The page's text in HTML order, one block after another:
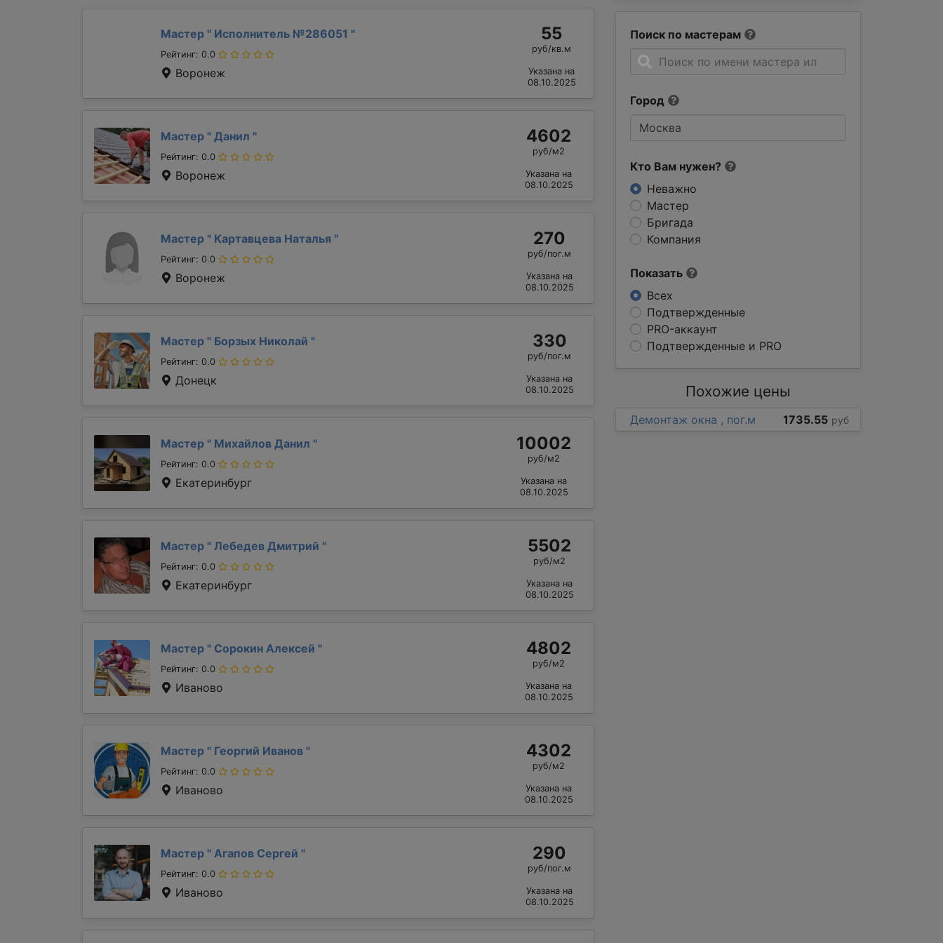
Поиск по мастерам
Город
Кто Вам нужен?
Неважно
Мастер
Бригада
Компания
Показать
Всех
Подтвержденные
PRO-аккаунт
Подтвержденные и PRO
Мастер " Исполнитель №286051 "
Рейтинг: 0.0
Воронеж
55
руб/кв.м
Указана на
08.10.2025
Мастер " Данил "
Рейтинг: 0.0
Воронеж
4602
руб/м2
Указана на
08.10.2025
Мастер " Картавцева Наталья "
Рейтинг: 0.0
Воронеж
270
руб/пог.м
Указана на
08.10.2025
Мастер " Борзых Николай "
Рейтинг: 0.0
Донецк
330
руб/пог.м
Указана на
08.10.2025
Мастер " Михайлов Данил "
Рейтинг: 0.0
Екатеринбург
10002
руб/м2
Указана на
08.10.2025
Мастер " Лебедев Дмитрий "
Рейтинг: 0.0
Екатеринбург
5502
руб/м2
Указана на
08.10.2025
Мастер " Сорокин Алексей "
Рейтинг: 0.0
Иваново
4802
руб/м2
Указана на
08.10.2025
Мастер " Георгий Иванов "
Рейтинг: 0.0
Иваново
4302
руб/м2
Указана на
08.10.2025
Мастер " Агапов Сергей "
Рейтинг: 0.0
Иваново
290
руб/пог.м
Указана на
08.10.2025
Похожие цены
Демонтаж окна , пог.м 1735.55 руб